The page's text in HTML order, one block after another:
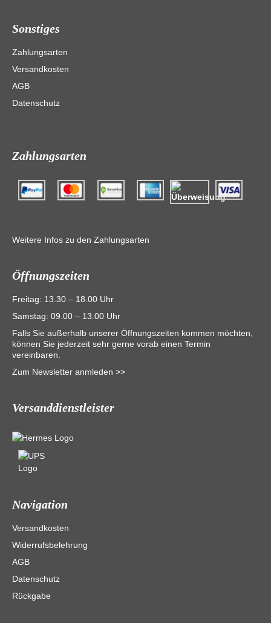
Sonstiges
Zahlungsarten
Versandkosten
AGB
Datenschutz
Zahlungsarten
Weitere Infos zu den Zahlungsarten
Öffnungszeiten
Freitag: 13.30 – 18.00 Uhr
Samstag: 09.00 – 13.00 Uhr
Falls Sie außerhalb unserer Öffnungszeiten kommen möchten,
können Sie jederzeit sehr gerne vorab einen Termin
vereinbaren.
Zum Newsletter anmleden >>
Versanddienstleister
Navigation
Versandkosten
Widerrufsbelehrung
AGB
Datenschutz
Rückgabe